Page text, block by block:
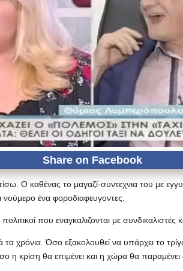
Ο καθένας το μαγαζί-συντεχνια του με
νούμερο ένα φοροδιαφευγοντες.
που εναγκαλιζονται με συνδικαλιστές
τα χρόνια. Όσο εξακολουθεί να υπάρχει το
η κρίση θα επιμένει και η χώρα θα παραμένει